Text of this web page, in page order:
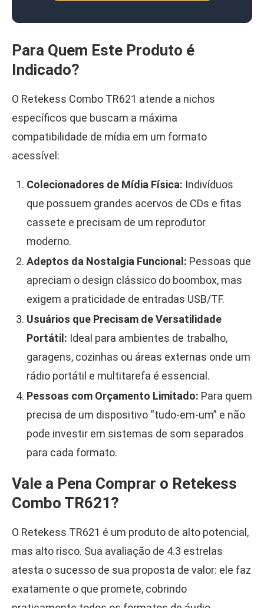
Para Quem Este Produto é
Indicado?
O Retekess Combo TR621 atende a nichos
específicos que buscam a máxima
compatibilidade de mídia em um formato
acessível:
Colecionadores de Mídia Física: Indivíduos
que possuem grandes acervos de CDs e fitas
cassete e precisam de um reprodutor
moderno.
Adeptos da Nostalgia Funcional: Pessoas que
apreciam o design clássico do boombox, mas
exigem a praticidade de entradas USB/TF.
Usuários que Precisam de Versatilidade
Portátil: Ideal para ambientes de trabalho,
garagens, cozinhas ou áreas externas onde um
rádio portátil e multitarefa é essencial.
Pessoas com Orçamento Limitado: Para quem
precisa de um dispositivo “tudo-em-um” e não
pode investir em sistemas de som separados
para cada formato.
Vale a Pena Comprar o Retekess
Combo TR621?
O Retekess TR621 é um produto de alto potencial,
mas alto risco. Sua avaliação de 4.3 estrelas
atesta o sucesso de sua proposta de valor: ele faz
exatamente o que promete, cobrindo